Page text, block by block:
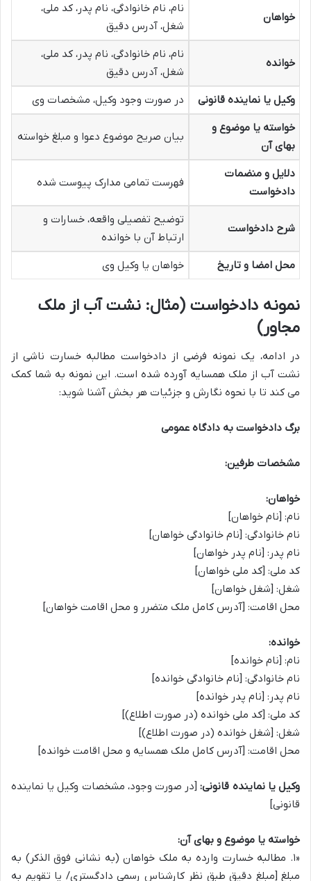
خواهان
نام، نام خانوادگی، نام پدر، کد ملی،
شغل، آدرس دقیق
خوانده
نام، نام خانوادگی، نام پدر، کد ملی،
شغل، آدرس دقیق
وکیل یا نماینده قانونی
در صورت وجود وکیل، مشخصات وی
خواسته یا موضوع و
بهای آن
بیان صریح موضوع دعوا و مبلغ خواسته
دلایل و منضمات
دادخواست
فهرست تمامی مدارک پیوست شده
شرح دادخواست
توضیح تفصیلی واقعه، خسارات و
ارتباط آن با خوانده
محل امضا و تاریخ
خواهان یا وکیل وی
نمونه دادخواست (مثال: نشت آب از ملک
مجاور)
در ادامه، یک نمونه فرضی از دادخواست مطالبه خسارت ناشی از
نشت آب از ملک همسایه آورده شده است. این نمونه به شما کمک
می کند تا با نحوه نگارش و جزئیات هر بخش آشنا شوید:
برگ دادخواست به دادگاه عمومی
مشخصات طرفین:
خواهان:
نام: [نام خواهان]
نام خانوادگی: [نام خانوادگی خواهان]
نام پدر: [نام پدر خواهان]
کد ملی: [کد ملی خواهان]
شغل: [شغل خواهان]
محل اقامت: [آدرس کامل ملک متضرر و محل اقامت خواهان]
خوانده:
نام: [نام خوانده]
نام خانوادگی: [نام خانوادگی خوانده]
نام پدر: [نام پدر خوانده]
کد ملی: [کد ملی خوانده (در صورت اطلاع)]
شغل: [شغل خوانده (در صورت اطلاع)]
محل اقامت: [آدرس کامل ملک همسایه و محل اقامت خوانده]
وکیل یا نماینده قانونی:[در صورت وجود، مشخصات وکیل یا نماینده
قانونی]
خواسته یا موضوع و بهای آن:
«۱. مطالبه خسارت وارده به ملک خواهان (به نشانی فوق الذکر) به
مبلغ [مبلغ دقیق طبق نظر کارشناس رسمی دادگستری/ یا تقویم به